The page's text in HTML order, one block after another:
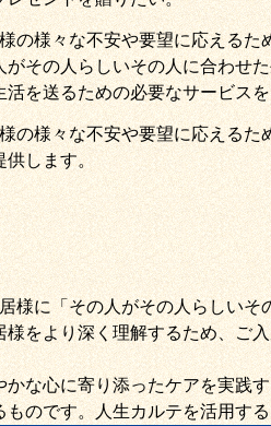
の様々な不安や要望に応えるた
がその人らしいその人に合わせ
活を送るための必要なサービス
の様々な不安や要望に応えるた
供します。
様に「 その人がその人らしいそ
様をより深く理解するため、ご
かな心に寄り添ったケアを実践
ものです。人生カルテを活用す